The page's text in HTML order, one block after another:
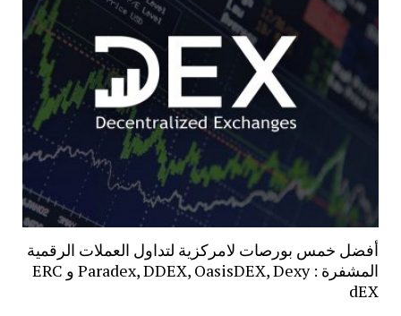
أفضل خمس بورصات لامركزية لتداول العملات الرقمية
المشفرة : Paradex, DDEX, OasisDEX, Dexy و ERC
dEX